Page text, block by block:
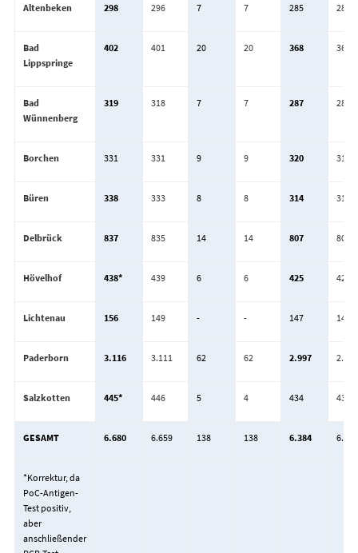
Altenbeken 298 296 7 7 285 285
Bad
Lippspringe
402 401 20 20 368 365
Bad
Wünnenberg
319 318 7 7 287 283
Borchen 331 331 9 9 320 318
Büren 338 333 8 8 314 312
Delbrück 837 835 14 14 807 803
Hövelhof 438* 439 6 6 425 422
Lichtenau 156 149 - - 147 147
Paderborn 3.116 3.111 62 62 2.997 2.985
Salzkotten 445* 446 5 4 434 434
GESAMT 6.680 6.659 138 138 6.384 6.354
*Korrektur, da
PoC-Antigen-
Test positiv,
aber
anschließender